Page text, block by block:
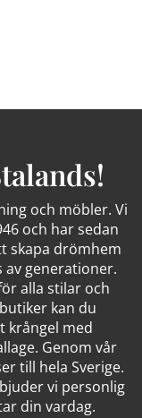
och möbler. Vi
och har sedan
skapa drömhem
av generationer.
alla stilar och
kan du
krångel med
Genom vår
till hela Sverige.
vi personlig
din vardag.